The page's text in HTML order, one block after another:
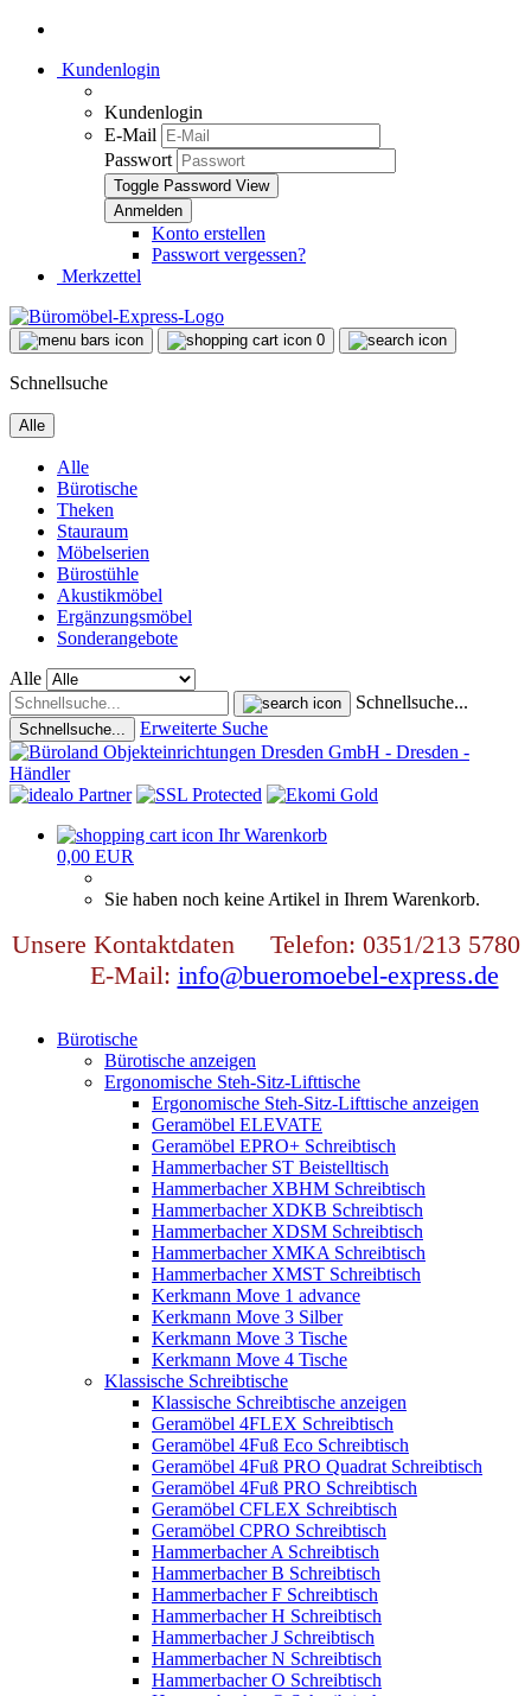
Kundenlogin
Kundenlogin
E-Mail
Passwort
Toggle Password View
Konto erstellen
Passwort vergessen?
Merkzettel
0
Schnellsuche
Alle
Alle
Bürotische
Theken
Stauraum
Möbelserien
Bürostühle
Akustikmöbel
Ergänzungsmöbel
Sonderangebote
Alle
Schnellsuche...
Schnellsuche... Erweiterte Suche
Ihr Warenkorb
0,00 EUR
Sie haben noch keine Artikel in Ihrem Warenkorb.
Unsere Kontaktdaten Telefon: 0351/213 5780
E-Mail: info@bueromoebel-express.de
Bürotische
Bürotische anzeigen
Ergonomische Steh-Sitz-Lifttische
Ergonomische Steh-Sitz-Lifttische anzeigen
Geramöbel ELEVATE
Geramöbel EPRO+ Schreibtisch
Hammerbacher ST Beistelltisch
Hammerbacher XBHM Schreibtisch
Hammerbacher XDKB Schreibtisch
Hammerbacher XDSM Schreibtisch
Hammerbacher XMKA Schreibtisch
Hammerbacher XMST Schreibtisch
Kerkmann Move 1 advance
Kerkmann Move 3 Silber
Kerkmann Move 3 Tische
Kerkmann Move 4 Tische
Klassische Schreibtische
Klassische Schreibtische anzeigen
Geramöbel 4FLEX Schreibtisch
Geramöbel 4Fuß Eco Schreibtisch
Geramöbel 4Fuß PRO Quadrat Schreibtisch
Geramöbel 4Fuß PRO Schreibtisch
Geramöbel CFLEX Schreibtisch
Geramöbel CPRO Schreibtisch
Hammerbacher A Schreibtisch
Hammerbacher B Schreibtisch
Hammerbacher F Schreibtisch
Hammerbacher H Schreibtisch
Hammerbacher J Schreibtisch
Hammerbacher N Schreibtisch
Hammerbacher O Schreibtisch